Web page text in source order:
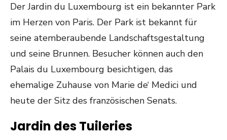
Der Jardin du Luxembourg ist ein bekannter Park
im Herzen von Paris. Der Park ist bekannt für
seine atemberaubende Landschaftsgestaltung
und seine Brunnen. Besucher können auch den
Palais du Luxembourg besichtigen, das
ehemalige Zuhause von Marie de‘ Medici und
heute der Sitz des französischen Senats.
Jardin des Tuileries